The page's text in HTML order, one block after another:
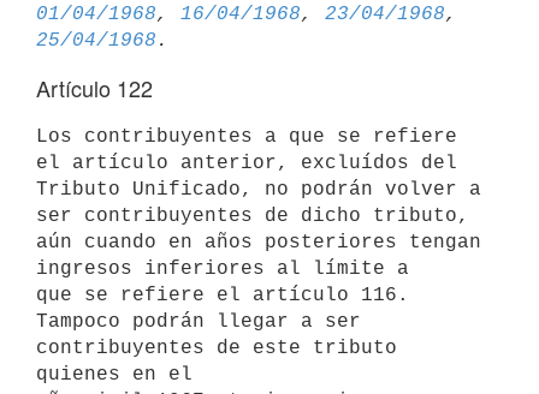
01/04/1968, 16/04/1968, 23/04/1968
25/04/1968
Artículo 122
Los contribuyentes a que se refiere
el artículo anterior, excluídos del
Tributo Unificado, no podrán volver a
ser contribuyentes de dicho tributo,
aún cuando en años posteriores tengan
ingresos inferiores al límite a
que se refiere el artículo 116.
Tampoco podrán llegar a ser
contribuyentes de este tributo
quienes en el